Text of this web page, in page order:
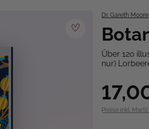
Dr. Gareth Moore
Über 120
nur)
Preise inkl.